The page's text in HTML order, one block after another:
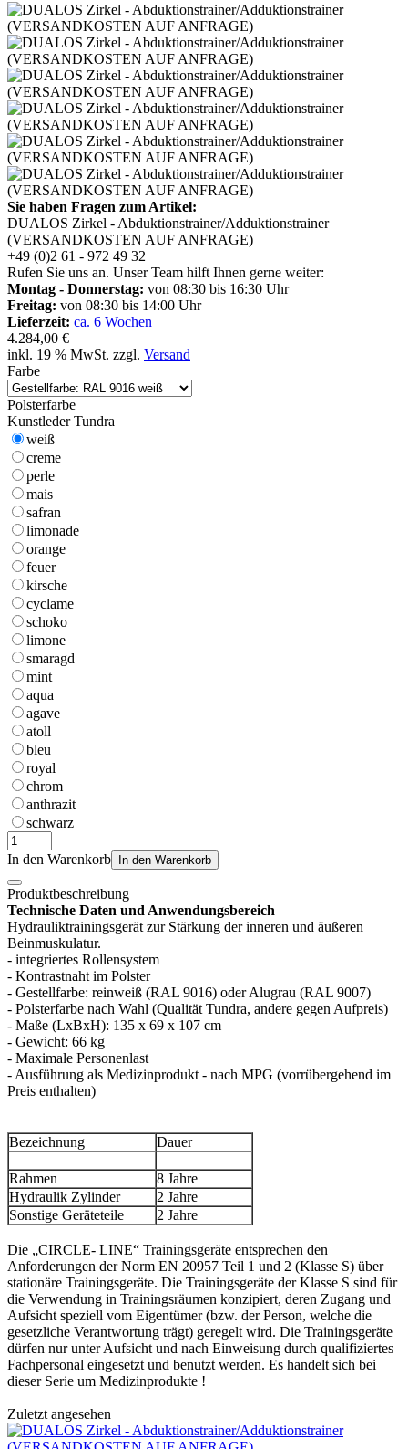
Sie haben Fragen zum Artikel:
DUALOS Zirkel - Abduktionstrainer/Adduktionstrainer
(VERSANDKOSTEN AUF ANFRAGE)
+49 (0)2 61 - 972 49 32
Rufen Sie uns an. Unser Team hilft Ihnen gerne weiter:
Montag - Donnerstag: von 08:30 bis 16:30 Uhr
Freitag: von 08:30 bis 14:00 Uhr
Lieferzeit: ca. 6 Wochen
4.284,00 €
inkl. 19 % MwSt. zzgl. Versand
Farbe
Polsterfarbe
Kunstleder Tundra
weiß
creme
perle
mais
safran
limonade
orange
feuer
kirsche
cyclame
schoko
limone
smaragd
mint
aqua
agave
atoll
bleu
royal
chrom
anthrazit
schwarz
In den Warenkorb In den Warenkorb
Produktbeschreibung
Technische Daten und Anwendungsbereich
Hydrauliktrainingsgerät zur Stärkung der inneren und äußeren
Beinmuskulatur.
- integriertes Rollensystem
- Kontrastnaht im Polster
- Gestellfarbe: reinweiß (RAL 9016) oder Alugrau (RAL 9007)
- Polsterfarbe nach Wahl (Qualität Tundra, andere gegen Aufpreis)
- Maße (LxBxH): 135 x 69 x 107 cm
- Gewicht: 66 kg
- Maximale Personenlast
- Ausführung als Medizinprodukt - nach MPG (vorrübergehend im
Preis enthalten)
Bezeichnung Dauer
Rahmen
8 Jahre
Hydraulik Zylinder
2 Jahre
Sonstige Geräteteile
2 Jahre
Die „CIRCLE- LINE“ Trainingsgeräte entsprechen den
Anforderungen der Norm EN 20957 Teil 1 und 2 (Klasse S) über
stationäre Trainingsgeräte. Die Trainingsgeräte der Klasse S sind für
die Verwendung in Trainingsräumen konzipiert, deren Zugang und
Aufsicht speziell vom Eigentümer (bzw. der Person, welche die
gesetzliche Verantwortung trägt) geregelt wird. Die Trainingsgeräte
dürfen nur unter Aufsicht und nach Einweisung durch qualifiziertes
Fachpersonal eingesetzt und benutzt werden. Es handelt sich bei
dieser Serie um Medizinprodukte !
Zuletzt angesehen